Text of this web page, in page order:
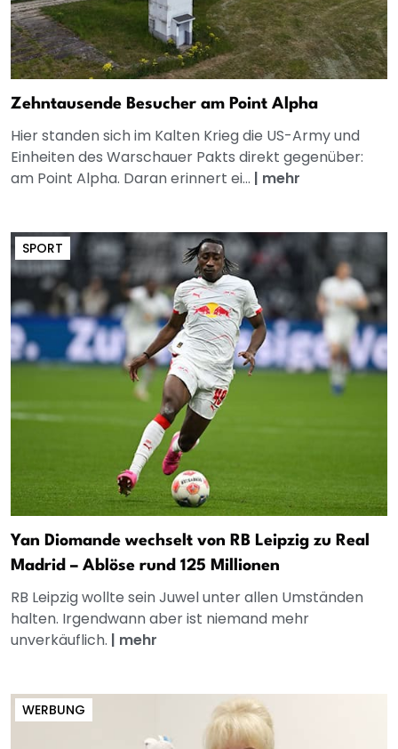
Zehntausende Besucher am Point Alpha
Hier standen sich im Kalten Krieg die US-Army und
Einheiten des Warschauer Pakts direkt gegenüber:
am Point Alpha. Daran erinnert ei... | mehr
SPORT
Yan Diomande wechselt von RB Leipzig zu Real
Madrid – Ablöse rund 125 Millionen
RB Leipzig wollte sein Juwel unter allen Umständen
halten. Irgendwann aber ist niemand mehr
unverkäuflich. | mehr
WERBUNG